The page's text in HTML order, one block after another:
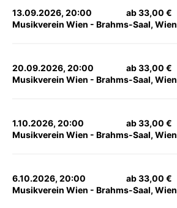
13.09.2026, 20:00
Musikverein Wien - Brahms-Saal, Wien
ab 33,00 €
20.09.2026, 20:00
Musikverein Wien - Brahms-Saal, Wien
ab 33,00 €
1.10.2026, 20:00
Musikverein Wien - Brahms-Saal, Wien
ab 33,00 €
6.10.2026, 20:00
Musikverein Wien - Brahms-Saal, Wien
ab 33,00 €